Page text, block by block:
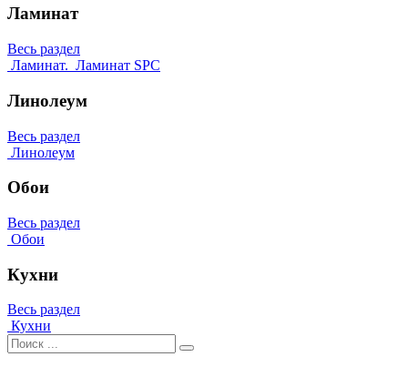
Ламинат
Весь раздел
Ламинат. Ламинат SPC
Линолеум
Весь раздел
Линолеум
Обои
Весь раздел
Обои
Кухни
Весь раздел
Кухни